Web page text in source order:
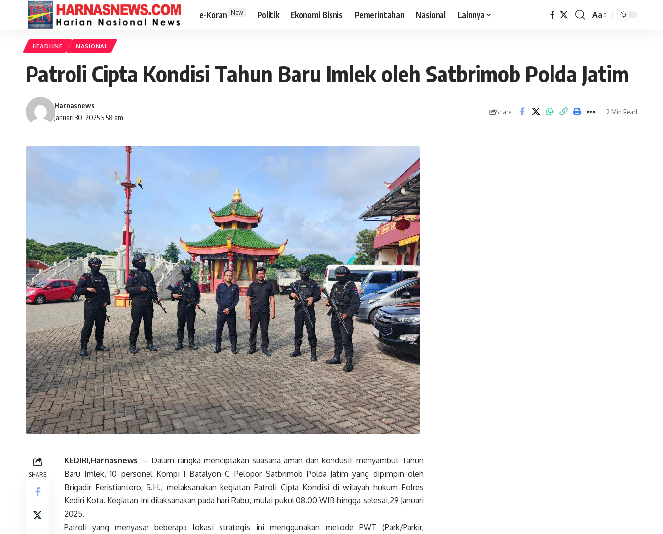
e-Koran New Politik Ekonomi Bisnis Pemerintahan Nasional Lainnya Aa
HEADLINE NASIONAL
Patroli Cipta Kondisi Tahun Baru Imlek oleh Satbrimob Polda Jatim
Januari 30, 2025 5:58 am
Harnasnews
Share 2 Min Read
SHARE
KEDIRI,Harnasnews
– Dalam rangka menciptakan suasana aman dan kondusif menyambut Tahun
Baru Imlek, 10 personel Kompi 1 Batalyon C Pelopor Satbrimob Polda Jatim yang dipimpin oleh
Brigadir Feristiantoro, S.H., melaksanakan kegiatan Patroli Cipta Kondisi di wilayah hukum Polres
Kediri Kota. Kegiatan ini dilaksanakan pada hari Rabu, mulai pukul 08.00 WIB hingga selesai,29 Januari
2025.
Patroli yang menyasar beberapa lokasi strategis ini menggunakan metode PWT (Park/Parkir,